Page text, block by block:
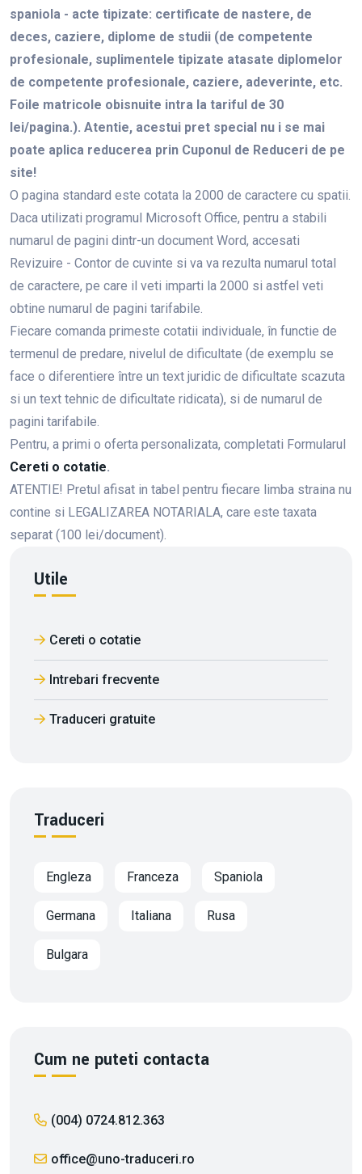
spaniola - acte tipizate: certificate de nastere, de
deces, caziere, diplome de studii (de competente
profesionale, suplimentele tipizate atasate diplomelor
de competente profesionale, caziere, adeverinte, etc.
Foile matricole obisnuite intra la tariful de 30
lei/pagina.). Atentie, acestui pret special nu i se mai
poate aplica reducerea prin Cuponul de Reduceri de pe
site!
O pagina standard este cotata la 2000 de caractere cu spatii.
Daca utilizati programul Microsoft Office, pentru a stabili
numarul de pagini dintr-un document Word, accesati
Revizuire - Contor de cuvinte si va va rezulta numarul total
de caractere, pe care il veti imparti la 2000 si astfel veti
obtine numarul de pagini tarifabile.
Fiecare comanda primeste cotatii individuale, în functie de
termenul de predare, nivelul de dificultate (de exemplu se
face o diferentiere între un text juridic de dificultate scazuta
si un text tehnic de dificultate ridicata), si de numarul de
pagini tarifabile.
Pentru, a primi o oferta personalizata, completati Formularul
Cereti o cotatie.
ATENTIE! Pretul afisat in tabel pentru fiecare limba straina nu
contine si LEGALIZAREA NOTARIALA, care este taxata
separat (100 lei/document).
Utile
Cereti o cotatie
Intrebari frecvente
Traduceri gratuite
Traduceri
Engleza Franceza Spaniola
Germana Italiana Rusa
Bulgara
Cum ne puteti contacta
(004) 0724.812.363
office@uno-traduceri.ro